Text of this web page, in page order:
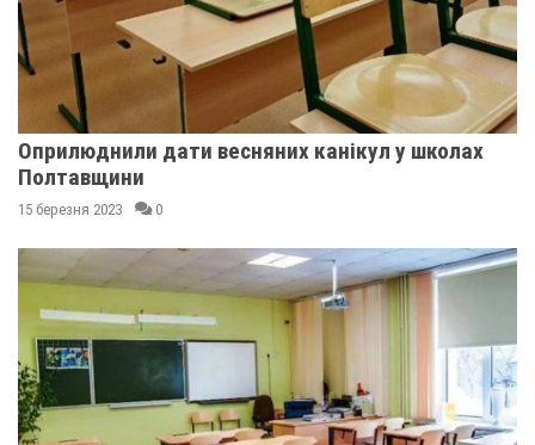
Оприлюднили дати весняних канікул у школах
Полтавщини
15 березня 2023 0